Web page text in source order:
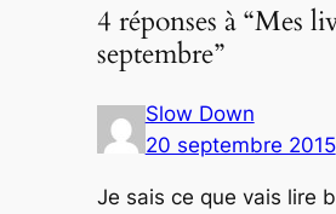
4 réponses à “Mes
septembre”
Slow Down
20 septembre 2015
Je sais ce que vais lire